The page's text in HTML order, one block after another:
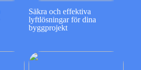
Säkra och effektiva
lyftlösningar för dina
byggprojekt